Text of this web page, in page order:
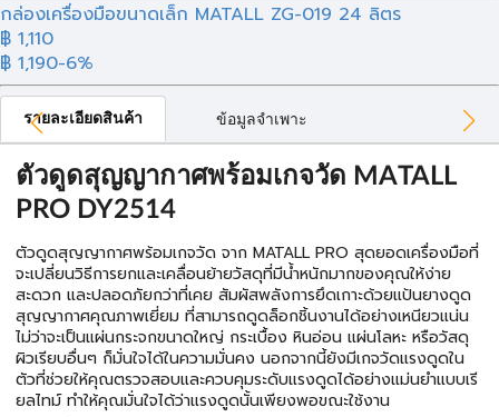
กล่องเครื่องมือขนาดเล็ก MATALL ZG-019 24 ลิตร
฿ 1,110
฿ 1,190-6%
รายละเอียดสินค้า ข้อมูลจำเพาะ
ตัวดูดสุญญากาศพร้อมเกจวัด MATALL
PRO DY2514
ตัวดูดสุญญากาศพร้อมเกจวัด จาก MATALL PRO สุดยอดเครื่องมือที่
จะเปลี่ยนวิธีการยกและเคลื่อนย้ายวัสดุที่มีน้ำหนักมากของคุณให้ง่าย
สะดวก และปลอดภัยกว่าที่เคย สัมผัสพลังการยึดเกาะด้วยแป้นยางดูด
สุญญากาศคุณภาพเยี่ยม ที่สามารถดูดล็อกชิ้นงานได้อย่างเหนียวแน่น
ไม่ว่าจะเป็นแผ่นกระจกขนาดใหญ่ กระเบื้อง หินอ่อน แผ่นโลหะ หรือวัสดุ
ผิวเรียบอื่นๆ ก็มั่นใจได้ในความมั่นคง นอกจากนี้ยังมีเกจวัดแรงดูดใน
ตัวที่ช่วยให้คุณตรวจสอบและควบคุมระดับแรงดูดได้อย่างแม่นยำแบบเรี
ยลไทม์ ทำให้คุณมั่นใจได้ว่าแรงดูดนั้นเพียงพอขณะใช้งาน